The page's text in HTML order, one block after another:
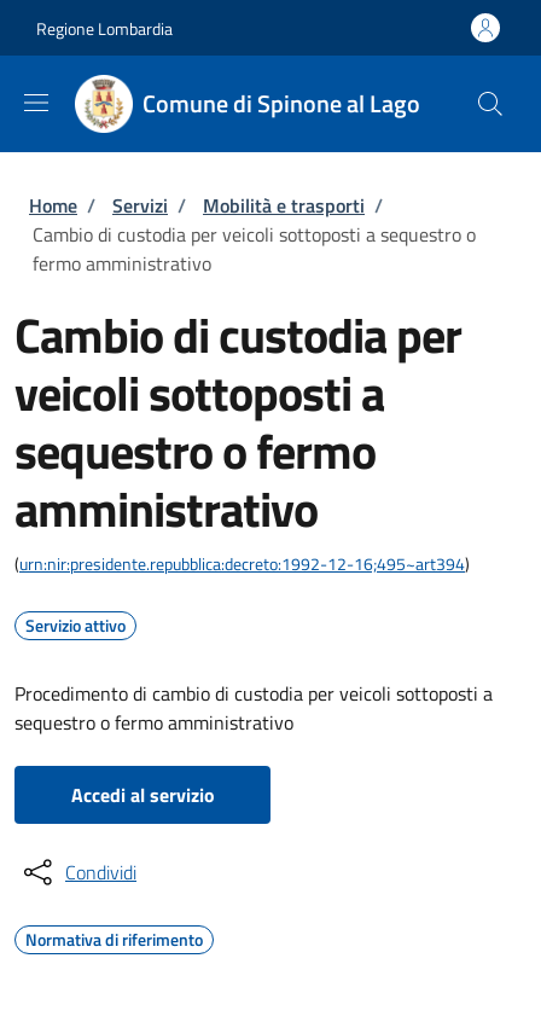
Regione Lombardia
Comune di Spinone al Lago
Briciole di pane
Home / Servizi / Mobilità e trasporti /
Cambio di custodia per veicoli sottoposti a sequestro o
fermo amministrativo
Cambio di custodia per
veicoli sottoposti a
sequestro o fermo
amministrativo
(urn:nir:presidente.repubblica:decreto:1992-12-16;495~art394)
Servizio attivo
Procedimento di cambio di custodia per veicoli sottoposti a
sequestro o fermo amministrativo
Accedi al servizio
Condividi
Normativa di riferimento